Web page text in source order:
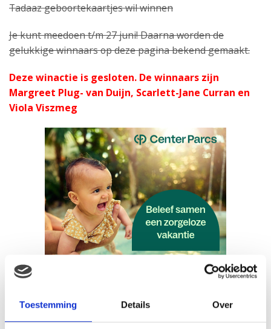
Toestemming Details Over
Tadaaz geboortekaartjes wil winnen
Je kunt meedoen t/m 27 juni! Daarna worden de
gelukkige winnaars op deze pagina bekend gemaakt.
Deze winactie is gesloten. De winnaars zijn
Margreet Plug- van Duijn, Scarlett-Jane Curran en
Viola Viszmeg